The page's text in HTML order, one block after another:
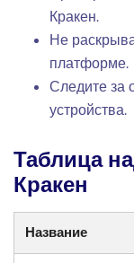
Кракен.
Не
платформе.
Следите за
устройства.
Таблица
Кракен
Название